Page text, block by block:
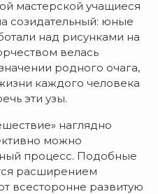
мастерской учащиеся
созидательный: юные
над рисунками на
велась
родного очага,
каждого человека
эти узы.
наглядно
можно
процесс. Подобные
расширением
всесторонне развитую